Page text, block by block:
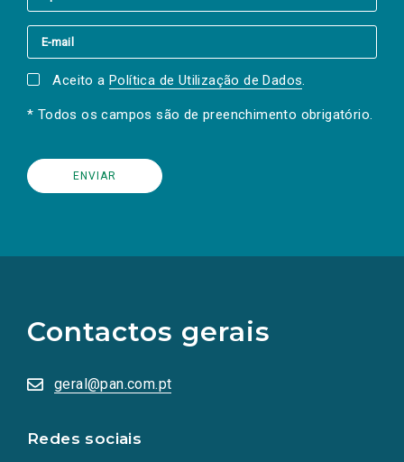
Aceito a Política de Utilização de Dados.
* Todos os campos são de preenchimento obrigatório.
Contactos gerais
geral@pan.com.pt
Redes sociais
redes
sociais
numa
nova